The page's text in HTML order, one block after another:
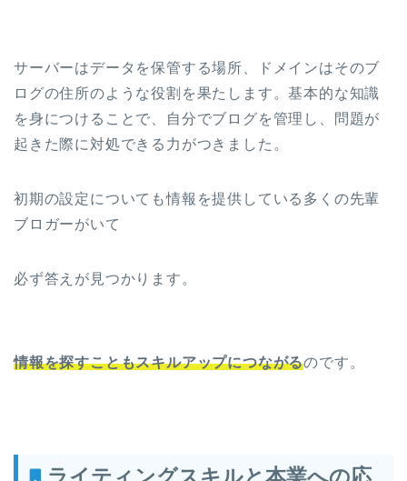
サーバーはデータを保管する場所、ドメインはそのブ
ログの住所のような役割を果たします。基本的な知識
を身につけることで、自分でブログを管理し、問題が
起きた際に対処できる力がつきました。
初期の設定についても情報を提供している多くの先輩
ブロガーがいて
必ず答えが見つかります。
情報を探すこともスキルアップにつながるのです。
ライティングスキルと本業への応